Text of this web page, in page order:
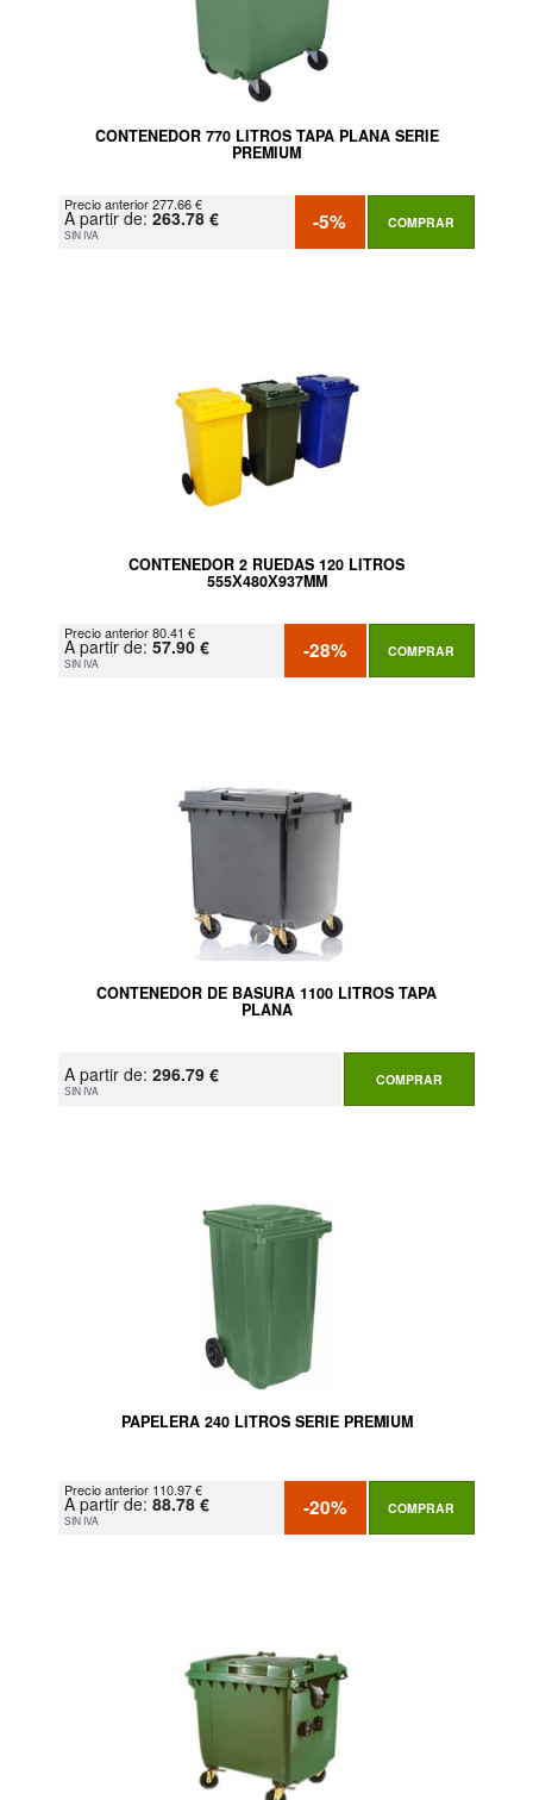
CONTENEDOR 770 LITROS TAPA PLANA SERIE
PREMIUM
Precio anterior 277.66 €
A partir de: 263.78 €
SIN IVA -5% COMPRAR
CONTENEDOR 2 RUEDAS 120 LITROS
555Х480Х937MM
Precio anterior 80.41 €
A partir de: 57.90 €
SIN IVA -28% COMPRAR
CONTENEDOR DE BASURA 1100 LITROS TAPA
PLANA
A partir de: 296.79 €
SIN IVA
COMPRAR
PAPELERA 240 LITROS SERIE PREMIUM
Precio anterior 110.97 €
A partir de: 88.78 €
SIN IVA -20% COMPRAR